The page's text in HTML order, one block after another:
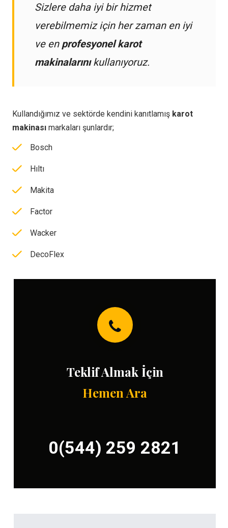
Sizlere daha iyi bir hizmet
verebilmemiz için her zaman en iyi
ve en profesyonel karot
makinalarınıkullanıyoruz.
Kullandığımız ve sektörde kendini kanıtlamış karot
makinası markaları şunlardır;
Bosch
Hıltı
Makita
Factor
Wacker
DecoFlex
Teklif Almak İçin
Hemen Ara
0(544) 259 2821